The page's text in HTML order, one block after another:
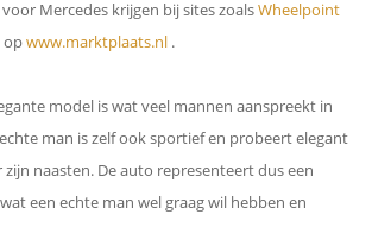
Mercedes krijgen bij sites zoalsWheelpoint
opwww.marktplaats.nl .
model is wat veel mannen aanspreekt in
man is zelf ook sportief en probeert elegant
naasten. De auto representeert dus een
een echte man wel graag wil hebben en